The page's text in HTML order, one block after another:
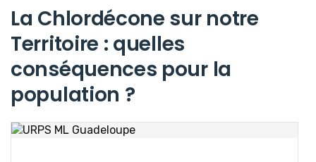
La Chlordécone sur notre
Territoire : quelles
conséquences pour la
population ?